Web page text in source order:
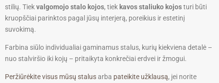
stilių. Tiekvalgomojo stalo kojos, tiek kavos staliuko kojosturi būti
kruopščiai parinktos pagal jūsų interjerą, poreikius ir estetinį
suvokimą.
Farbina siūlo individualiai gaminamus stalus, kurių kiekviena detalė –
nuo stalviršio iki kojų – pritaikyta konkrečiai erdvei ir žmogui.
Peržiūrėkite visus mūsų stalusarba pateikite užklausą, jei norite